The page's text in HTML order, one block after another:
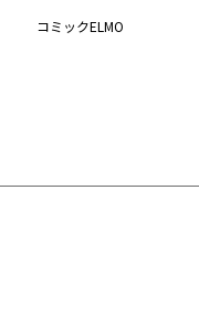
コミックELMO